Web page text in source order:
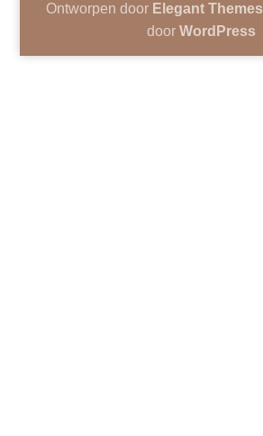
Ontworpen door Elegant Themes
doorWordPress